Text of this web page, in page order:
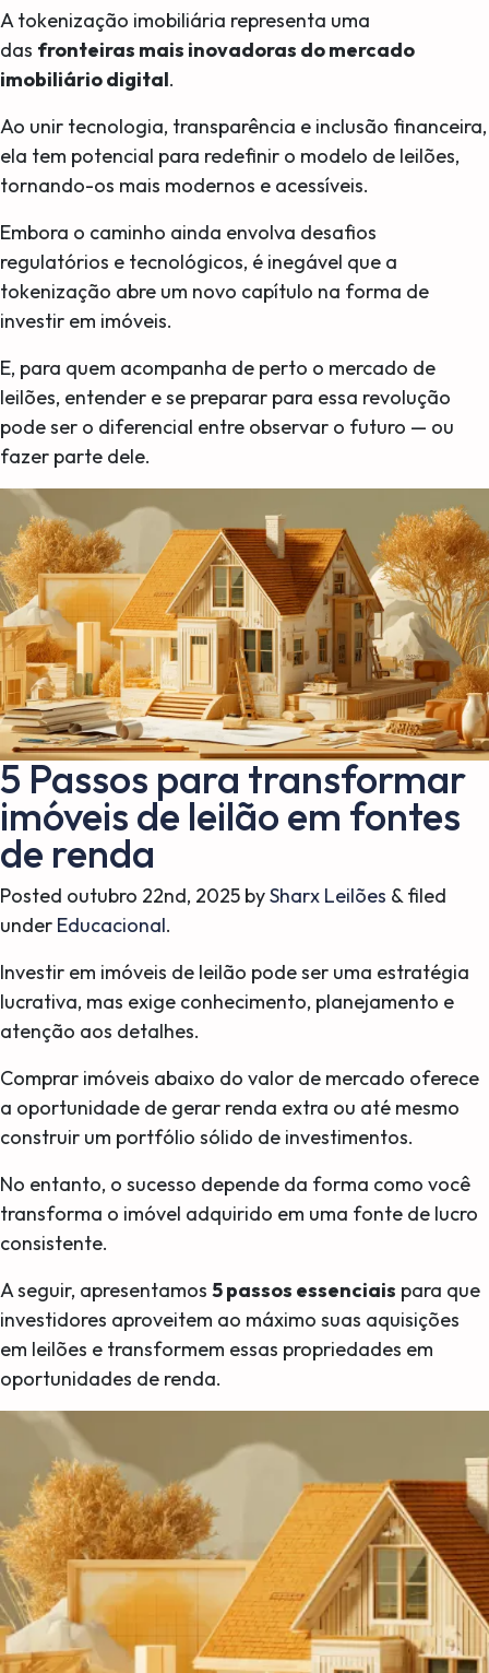
A tokenização imobiliária representa uma
das fronteiras mais inovadoras do mercado
imobiliário digital.
Ao unir tecnologia, transparência e inclusão financeira,
ela tem potencial para redefinir o modelo de leilões,
tornando-os mais modernos e acessíveis.
Embora o caminho ainda envolva desafios
regulatórios e tecnológicos, é inegável que a
tokenização abre um novo capítulo na forma de
investir em imóveis.
E, para quem acompanha de perto o mercado de
leilões, entender e se preparar para essa revolução
pode ser o diferencial entre observar o futuro — ou
fazer parte dele.
5 Passos para transformar
imóveis de leilão em fontes
de renda
Posted outubro 22nd, 2025 bySharx Leilões &filed
under Educacional.
Investir em imóveis de leilão pode ser uma estratégia
lucrativa, mas exige conhecimento, planejamento e
atenção aos detalhes.
Comprar imóveis abaixo do valor de mercado oferece
a oportunidade de gerar renda extra ou até mesmo
construir um portfólio sólido de investimentos.
No entanto, o sucesso depende da forma como você
transforma o imóvel adquirido em uma fonte de lucro
consistente.
A seguir, apresentamos 5 passos essenciais para que
investidores aproveitem ao máximo suas aquisições
em leilões e transformem essas propriedades em
oportunidades de renda.